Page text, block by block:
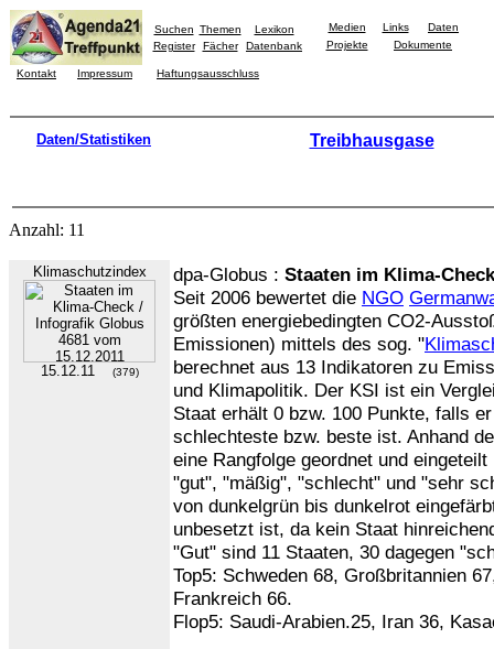
Suchen Themen
Lexikon
Register
Fächer Datenbank
Medien Links
Daten
Projekte
Dokumente
Kontakt Impressum Haftungsausschluss
Daten/Statistiken Treibhausgase
Anzahl: 11
Klimaschutzindex
15.12.11 (379)
dpa-Globus : Staaten im Klima-
Seit 2006 bewertet die NGO
größten energiebedingten CO2-
Emissionen) mittels des sog. "
berechnet aus 13 Indikatoren zu
und Klimapolitik. Der KSI ist ein
Staat erhält 0 bzw. 100 Punkte, falls
schlechteste bzw. beste ist. Anhand
eine Rangfolge geordnet und
"gut", "mäßig", "schlecht" und "sehr
von dunkelgrün bis dunkelrot
unbesetzt ist, da kein Staat
"Gut" sind 11 Staaten, 30 dagegen
Top5: Schweden 68, Großbritannien
Frankreich 66.
Flop5: Saudi-Arabien.25, Iran 36,